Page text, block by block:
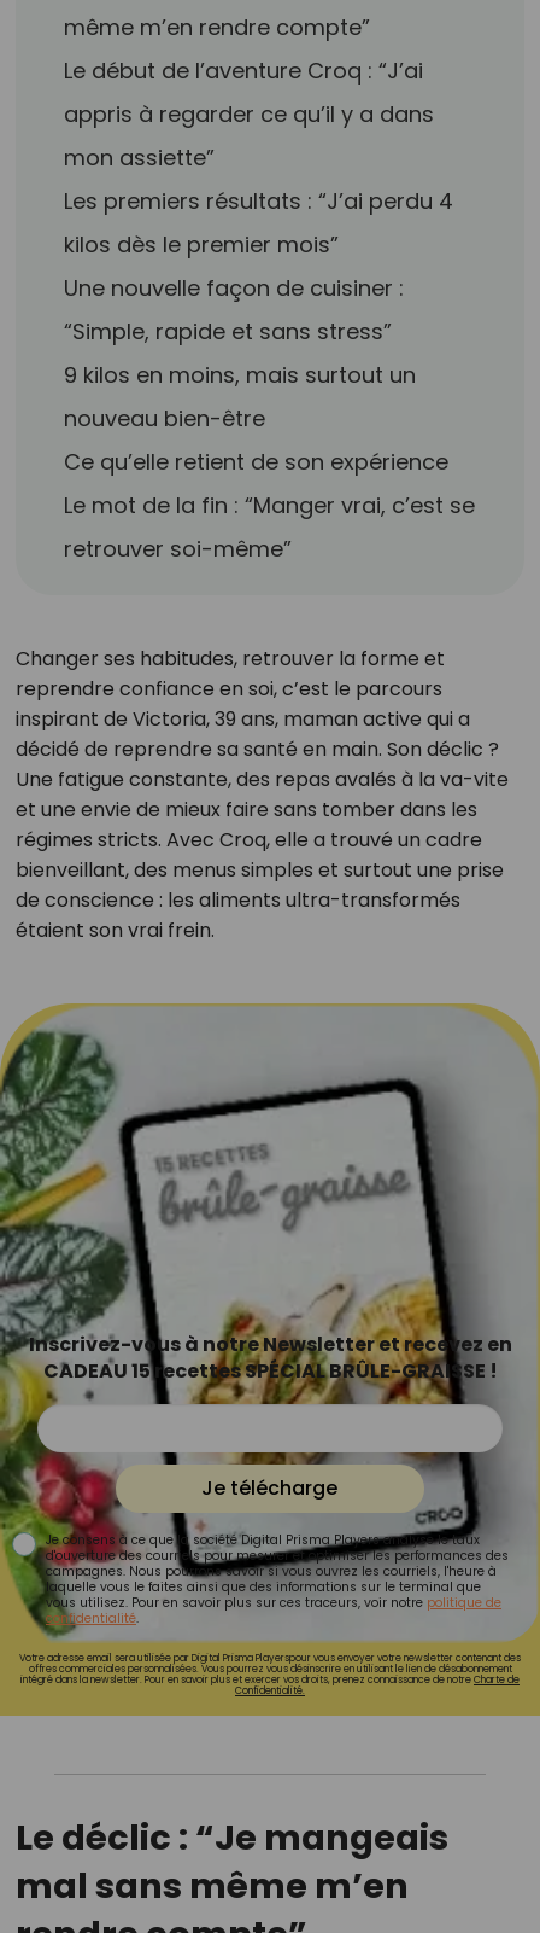
même m’en rendre compte”
Le début de l’aventure Croq : “J’ai
appris à regarder ce qu’il y a dans
mon assiette”
Les premiers résultats : “J’ai perdu 4
kilos dès le premier mois”
Une nouvelle façon de cuisiner :
“Simple, rapide et sans stress”
9 kilos en moins, mais surtout un
nouveau bien-être
Ce qu’elle retient de son expérience
Le mot de la fin : “Manger vrai, c’est se
retrouver soi-même”
Changer ses habitudes, retrouver la forme et
reprendre confiance en soi, c’est le parcours
inspirant de Victoria, 39 ans, maman active qui a
décidé de reprendre sa santé en main. Son déclic ?
Une fatigue constante, des repas avalés à la va-vite
et une envie de mieux faire sans tomber dans les
régimes stricts. Avec Croq, elle a trouvé un cadre
bienveillant, des menus simples et surtout une prise
de conscience : les aliments ultra-transformés
étaient son vrai frein.
Inscrivez-vous à notre Newsletter et recevez en
CADEAU 15 recettes SPÉCIAL BRÛLE-GRAISSE !
Je télécharge
Je consens à ce que la société Digital Prisma Players analyse le taux
d'ouverture des courriels pour mesurer et optimiser les performances des
campagnes. Nous pourrons savoir si vous ouvrez les courriels, l'heure à
laquelle vous le faites ainsi que des informations sur le terminal que
vous utilisez. Pour en savoir plus sur ces traceurs, voir notre politique de
confidentialité.
Votre adresse email sera utilisée par Digital Prisma Playerspour vous envoyer votre newsletter contenant des
offres commerciales personnalisées. Vous pourrez vous désinscrire en utilisant le lien de désabonnement
intégré dans la newsletter. Pour en savoir plus et exercer vos droits, prenez connaissance de notreCharte de
Confidentialité.
Le déclic : “Je mangeais
mal sans même m’en